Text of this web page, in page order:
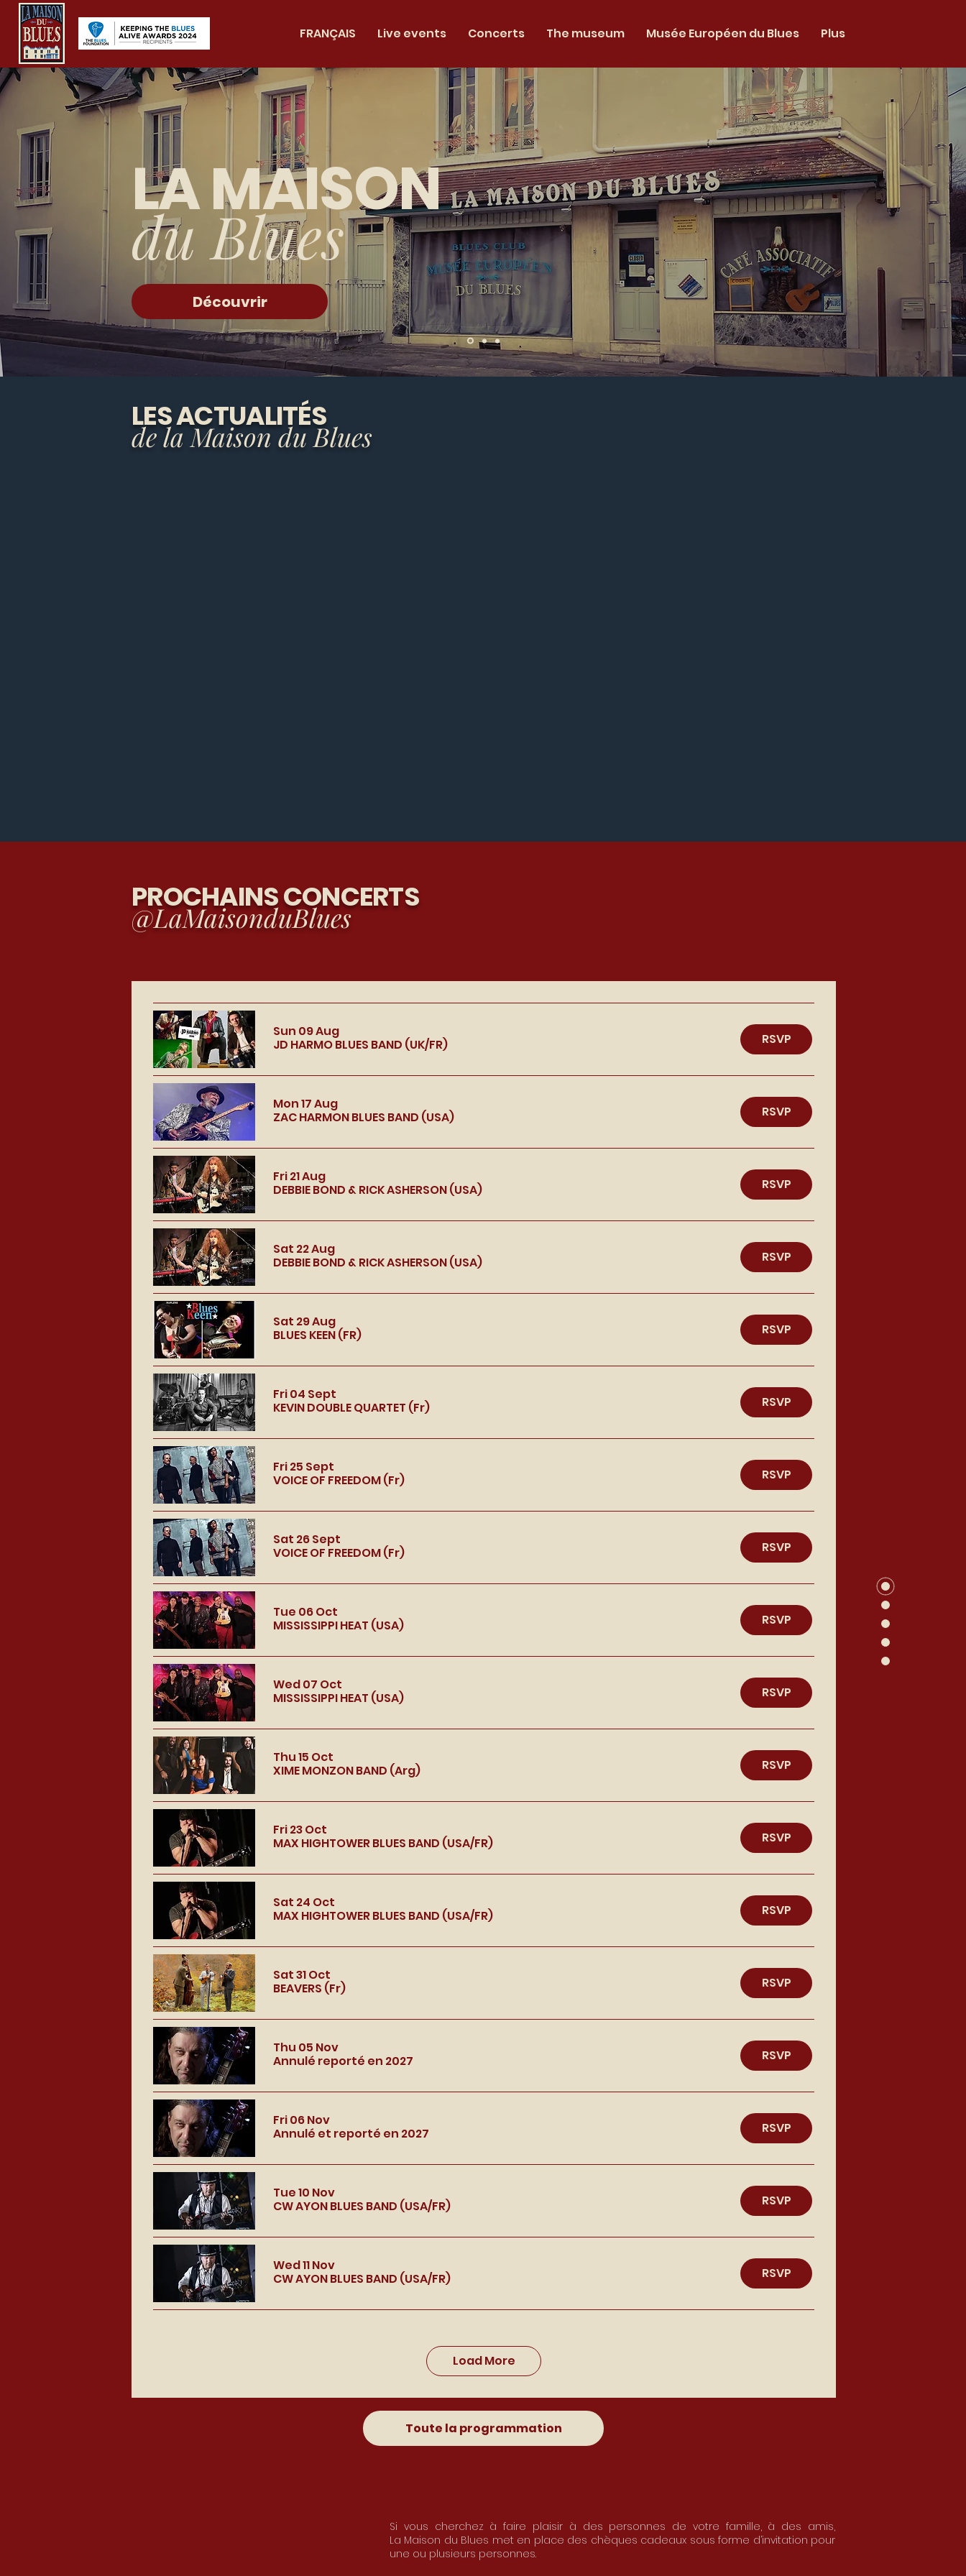
FRANÇAIS Live events Concerts The museum Musée Européen du Blues Plus
LA MAISON
du Blues
Découvrir
LES ACTUALITÉS
de la Maison du Blues
PROCHAINS CONCERTS
@LaMaisonduBlues
Sun 09 Aug
JD HARMO BLUES BAND (UK/FR)
RSVP
Mon 17 Aug
ZAC HARMON BLUES BAND (USA)
RSVP
Fri 21 Aug
DEBBIE BOND & RICK ASHERSON (USA)
RSVP
Sat 22 Aug
DEBBIE BOND & RICK ASHERSON (USA)
RSVP
Sat 29 Aug
BLUES KEEN (FR)
RSVP
Fri 04 Sept
KEVIN DOUBLE QUARTET (Fr)
RSVP
Fri 25 Sept
VOICE OF FREEDOM (Fr)
RSVP
Sat 26 Sept
VOICE OF FREEDOM (Fr)
RSVP
Tue 06 Oct
MISSISSIPPI HEAT (USA)
RSVP
Wed 07 Oct
MISSISSIPPI HEAT (USA)
RSVP
Thu 15 Oct
XIME MONZON BAND (Arg)
RSVP
Fri 23 Oct
MAX HIGHTOWER BLUES BAND (USA/FR)
RSVP
Sat 24 Oct
MAX HIGHTOWER BLUES BAND (USA/FR)
RSVP
Sat 31 Oct
BEAVERS (Fr)
RSVP
Thu 05 Nov
Annulé reporté en 2027
RSVP
Fri 06 Nov
Annulé et reporté en 2027
RSVP
Tue 10 Nov
CW AYON BLUES BAND (USA/FR)
RSVP
Wed 11 Nov
CW AYON BLUES BAND (USA/FR)
RSVP
Load More
Toute la programmation
Si vous cherchez à faire plaisir à des personnes de votre famille, à des amis,
La Maison du Blues met en place des chèques cadeaux sous forme d’invitation pour
une ou plusieurs personnes.